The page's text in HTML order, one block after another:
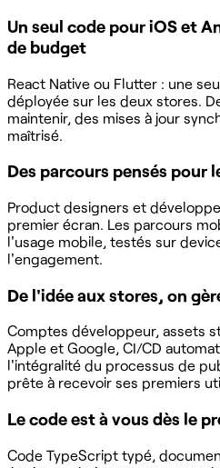
Un seul code pour iOS et
de budget
React Native ou Flutter : une
déployée sur les deux stores.
maintenir, des mises à jour
maîtrisé.
Des parcours pensés pour
Product designers et
premier écran. Les parcours
l'usage mobile, testés sur
l'engagement.
De l'idée aux stores, on
Comptes développeur, assets
Apple et Google, CI/CD
l'intégralité du processus de
prête à recevoir ses premiers
Le code est à vous dès le
Code TypeScript typé,